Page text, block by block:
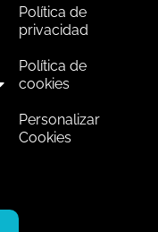
Política de
privacidad
Política de
cookies
Personalizar
Cookies